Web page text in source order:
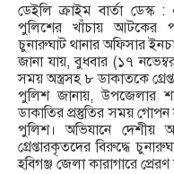
ডেইলি ক্রাইম বার্তা
পুলিশের খাঁচায় আটকের
চুনারুঘাট থানার অফিসার
জানা যায়, বুধবার (১৭
সময় অস্ত্রসহ ৮ ডাকাতকে
পুলিশ জানায়, উপজেলার
ডাকাতির প্রস্তুতির সময় গোপন
পুলিশ। অভিযানে দেশীয়
গ্রেপ্তারকৃতদের বিরুদ্ধে
হবিগঞ্জ জেলা কারাগারে